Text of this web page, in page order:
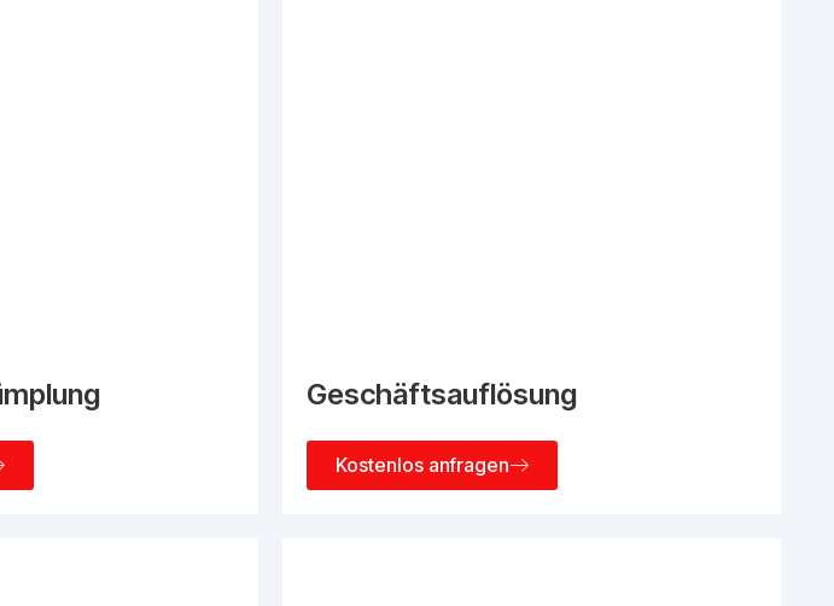
Geschäftsauflösung
Kostenlos anfragen